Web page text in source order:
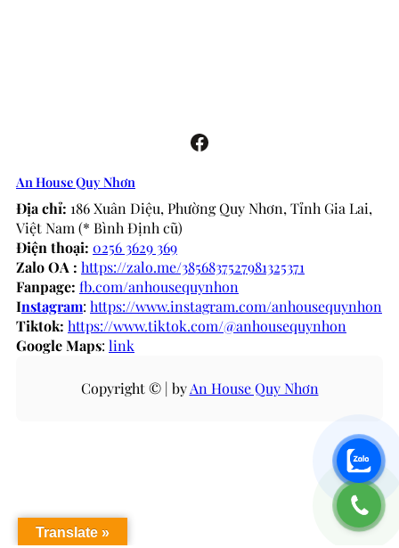
Facebook
An House Quy Nhơn
Địa chỉ: 186 Xuân Diệu, Phường Quy Nhơn, Tỉnh Gia Lai,
Việt Nam (* Bình Định cũ)
Điện thoại: 0256 3629 369
Zalo OA : https://zalo.me/3856837527981325371
Fanpage: fb.com/anhousequynhon
Instagram: https://www.instagram.com/anhousequynhon
Tiktok: https://www.tiktok.com/@anhousequynhon
Google Maps: link
Copyright © | byAn House Quy Nhơn
Translate »